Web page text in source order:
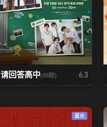
请回答高中(09期) 6.3
蓝光